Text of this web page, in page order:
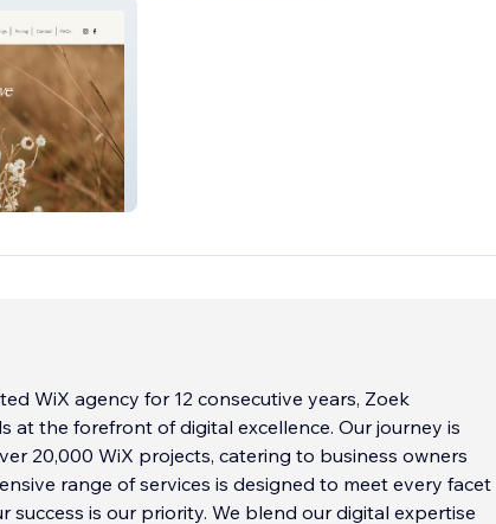
WiX agency for 12 consecutive years, Zoek
at the forefront of digital excellence. Our journey is
20,000 WiX projects, catering to business owners
range of services is designed to meet every facet
success is our priority. We blend our digital expertise